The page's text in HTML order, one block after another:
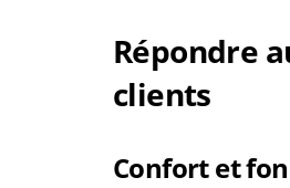
Répondre
clients
Confort et